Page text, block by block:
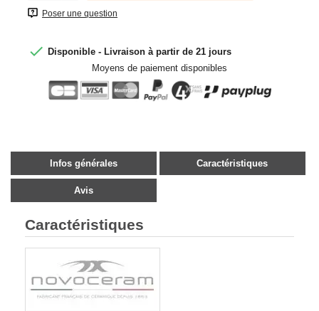
Poser une question
 Disponible - Livraison à partir de 21 jours
Moyens de paiement disponibles
Infos générales Caractéristiques
Avis
Caractéristiques